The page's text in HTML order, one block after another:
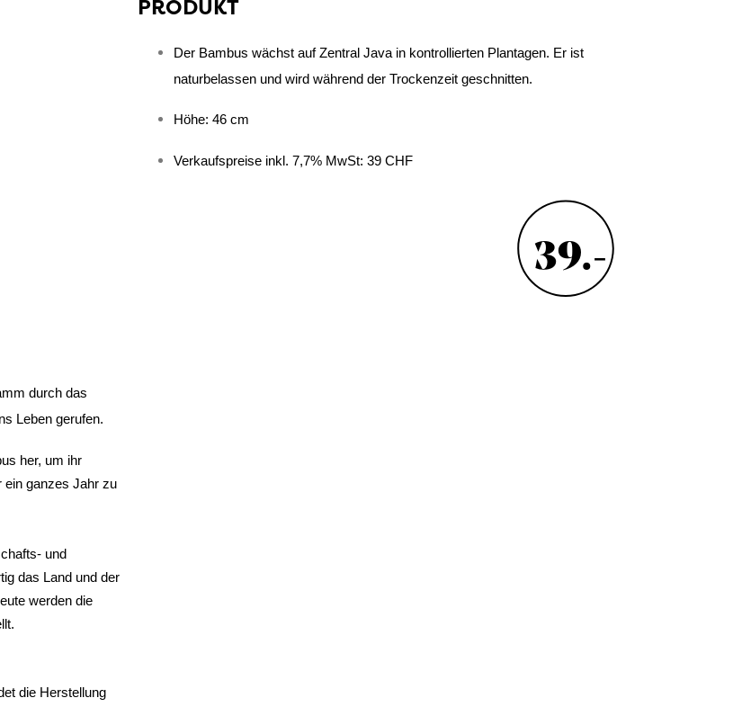
PRODUKT
Der Bambus wächst auf Zentral Java in kontrollierten Plantagen. Er ist
naturbelassen und wird während der Trockenzeit geschnitten.
Höhe: 46 cm
Verkaufspreise inkl. 7,7% MwSt: 39 CHF
39.-
durch das
Leben gerufen.
her, um ihr
ein ganzes Jahr zu
und
das Land und der
werden die
die Herstellung